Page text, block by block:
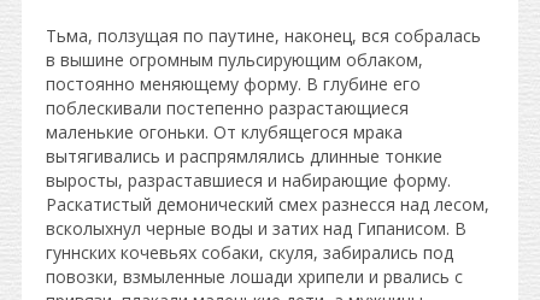
Тьма, ползущая по паутине, наконец, вся собралась
в вышине огромным пульсирующим облаком,
постоянно меняющему форму. В глубине его
поблескивали постепенно разрастающиеся
маленькие огоньки. От клубящегося мрака
вытягивались и распрямлялись длинные тонкие
выросты, разраставшиеся и набирающие форму.
Раскатистый демонический смех разнесся над лесом,
всколыхнул черные воды и затих над Гипанисом. В
гуннских кочевьях собаки, скуля, забирались под
повозки, взмыленные лошади хрипели и рвались с